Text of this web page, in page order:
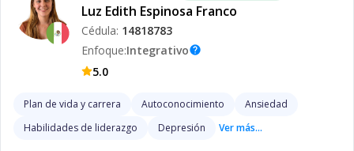
Luz Edith Espinosa Franco
Cédula: 14818783
Enfoque:Integrativohelp
5.0
Plan de vida y carrera Autoconocimiento
Ansiedad
Habilidades de liderazgo
Depresión Ver más...